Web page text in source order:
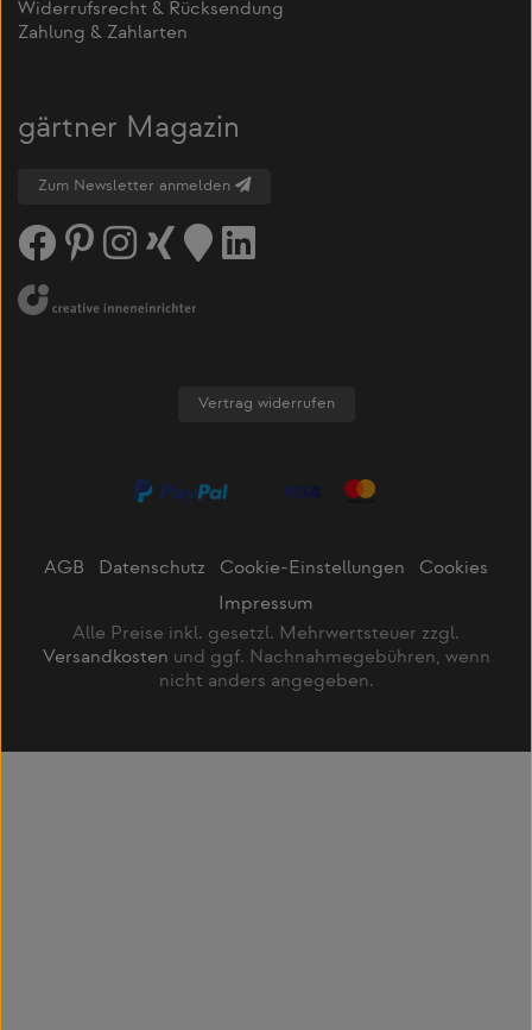
Widerrufsrecht & Rücksendung
Zahlung & Zahlarten
gärtner Magazin
Zum Newsletter anmelden
Vertrag widerrufen
AGB Datenschutz Cookie-Einstellungen
Cookies
Impressum
Alle Preise inkl. gesetzl. Mehrwertsteuer zzgl.
Versandkosten und ggf. Nachnahmegebühren, wenn
nicht anders angegeben.